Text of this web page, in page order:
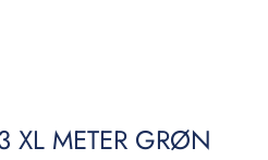
METER GRØN